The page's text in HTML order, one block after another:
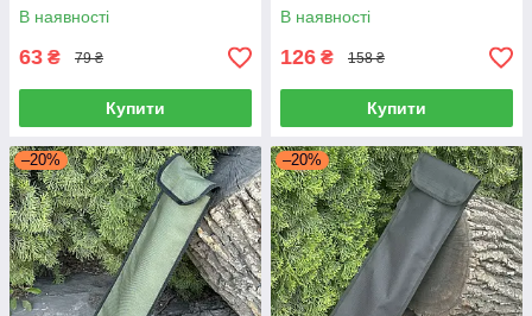
В наявності
63 ₴ 79 ₴
Купити
В наявності
126 ₴ 158 ₴
Купити
–20% –20%